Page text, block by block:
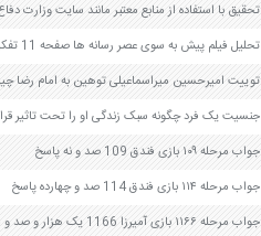
جواب مرحله ۱۰۹ بازی فندق 109 صد و نه پاسخ
جواب مرحله ۱۱۴ بازی فندق 114 صد و چهارده پاسخ